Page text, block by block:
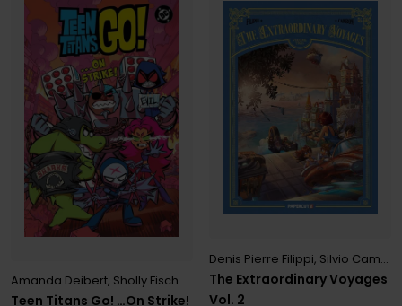
Teen Titans Go! …On Strike!
Amanda Deibert, Sholly Fisch
The Extraordinary Voyages
Vol. 2
Denis Pierre Filippi, Silvio Camboni